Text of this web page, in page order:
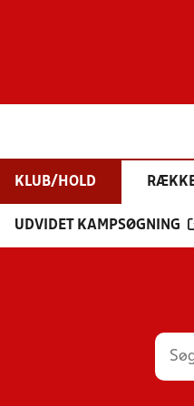
KLUB/HOLD
UDVIDET KAMPSØGNING